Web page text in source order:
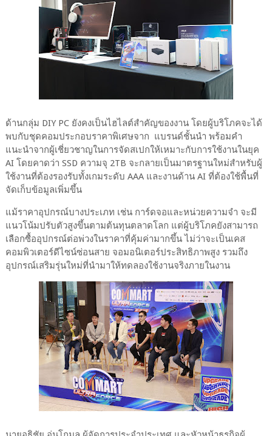
ด้านกลุ่ม DIY PC ยังคงเป็นไฮไลต์สำคัญของงาน โดยผู้บริโภคจะได้
พบกับชุดคอมประกอบราคาพิเศษจาก แบรนด์ชั้นนำ พร้อมคำ
แนะนำจากผู้เชี่ยวชาญในการจัดสเปกให้เหมาะกับการใช้งานในยุค
AI โดยคาดว่า SSD ความจุ 2TB จะกลายเป็นมาตรฐานใหม่สำหรับผู้
ใช้งานที่ต้องรองรับทั้งเกมระดับ AAA และงานด้าน AI ที่ต้องใช้พื้นที่
จัดเก็บข้อมูลเพิ่มขึ้น
แม้ราคาอุปกรณ์บางประเภท เช่น การ์ดจอและหน่วยความจำ จะมี
แนวโน้มปรับตัวสูงขึ้นตามต้นทุนตลาดโลก แต่ผู้บริโภคยังสามารถ
เลือกซื้ออุปกรณ์ต่อพ่วงในราคาที่คุ้มค่ามากขึ้น ไม่ว่าจะเป็นเคส
คอมพิวเตอร์ดีไซน์ซ่อนสาย จอมอนิเตอร์ประสิทธิภาพสูง รวมถึง
อุปกรณ์เสริมรุ่นใหม่ที่นำมาให้ทดลองใช้งานจริงภายในงาน